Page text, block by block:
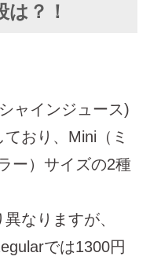
？！
ャインジュース)
おり、Mini（ミ
ー）サイズの2種
なりますが、
では1300円